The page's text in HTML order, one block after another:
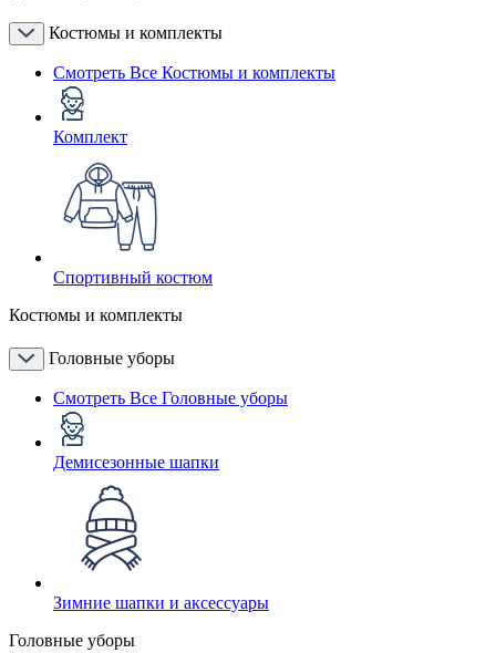
Костюмы и комплекты
Смотреть Все Костюмы и комплекты
Комплект
Спортивный костюм
Костюмы и комплекты
Головные уборы
Смотреть Все Головные уборы
Демисезонные шапки
Зимние шапки и аксессуары
Головные уборы